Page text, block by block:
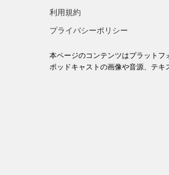
利用規約
プライバシーポリシー
本ページのコンテンツはプラットフ
ポッドキャストの画像や音源、テキ